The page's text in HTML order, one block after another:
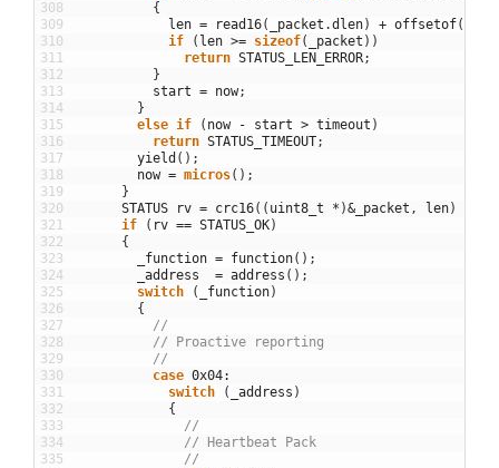
308
309
310
311
312
313
314
315
316
317
318
319
320
321
322
323
324
325
326
327
328
329
330
331
332
333
334
335
{
len = read16( _packet .dlen) + offsetof(
if
( len >= sizeof( _packet ) )
return STATUS_LEN_ERROR;
}
start = now;
}
else if ( now - start > timeout )
return STATUS_TIMEOUT;
yield ( ) ;
now = micros( ) ;
}
STATUS
rv = crc16( ( uint8_t * )& _packet , len)
if
( rv == STATUS_OK)
{
_function = function( ) ;
_address
= address ( ) ;
switch
( _function)
{
//
// Proactive reporting
//
case 0x04:
switch
( _address )
{
//
// Heartbeat Pack
//